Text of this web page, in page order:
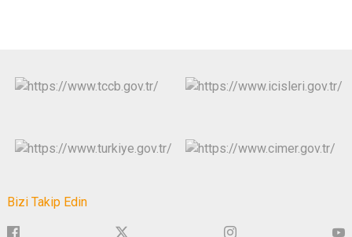
Bizi Takip Edin